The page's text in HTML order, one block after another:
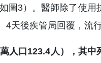
圖3）。醫師除了使用
天後疾管局回覆，流
人口123.4人），其中